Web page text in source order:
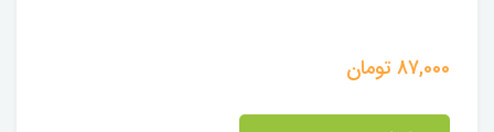
87,000تومان